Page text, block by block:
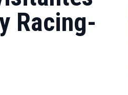
Racing-